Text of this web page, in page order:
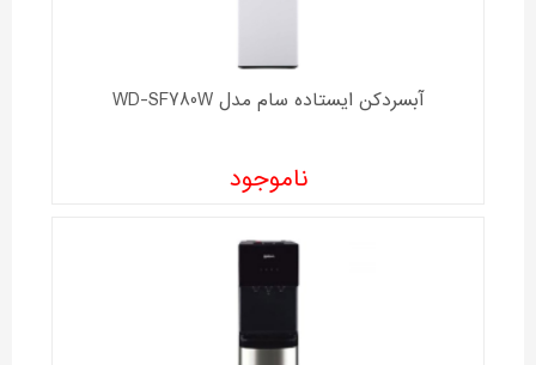
آبسردکن ایستاده سام مدل WD-SF780W
ناموجود